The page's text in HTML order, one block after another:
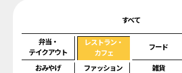
すべて
弁当・
テイクアウト
レストラン・
カフェ
フード
おみやげ ファッション 雑貨